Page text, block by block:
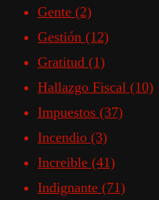
Gente (2)
Gestión (12)
Gratitud (1)
Hallazgo Fiscal (10)
Impuestos (37)
Incendio (3)
Increible (41)
Indignante (71)